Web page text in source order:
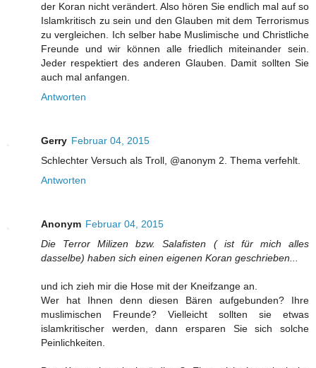
der Koran nicht verändert. Also hören Sie endlich mal auf so
Islamkritisch zu sein und den Glauben mit dem Terrorismus
zu vergleichen. Ich selber habe Muslimische und Christliche
Freunde und wir können alle friedlich miteinander sein.
Jeder respektiert des anderen Glauben. Damit sollten Sie
auch mal anfangen.
Antworten
Gerry Februar 04, 2015
Schlechter Versuch als Troll, @anonym 2. Thema verfehlt.
Antworten
Anonym Februar 04, 2015
Die Terror Milizen bzw. Salafisten ( ist für mich alles
dasselbe) haben sich einen eigenen Koran geschrieben...
und ich zieh mir die Hose mit der Kneifzange an.
Wer hat Ihnen denn diesen Bären aufgebunden? Ihre
muslimischen Freunde? Vielleicht sollten sie etwas
islamkritischer werden, dann ersparen Sie sich solche
Peinlichkeiten.